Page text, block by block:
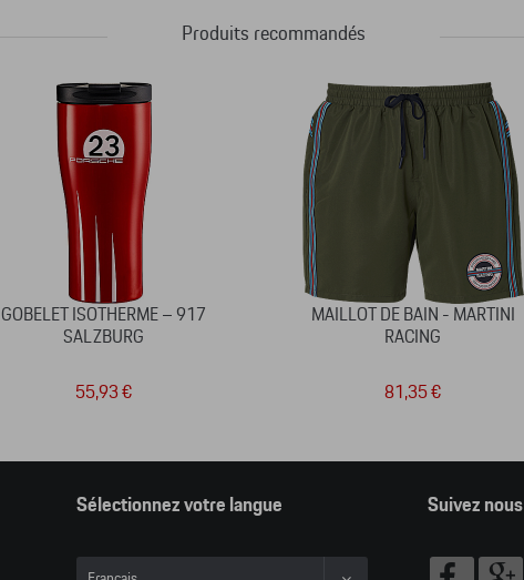
Produits recommandés
GOBELET ISOTHERME – 917
SALZBURG
55,93 €
MAILLOT DE BAIN - MARTINI
RACING
81,35 €
Sélectionnez votre langue Suivez nous